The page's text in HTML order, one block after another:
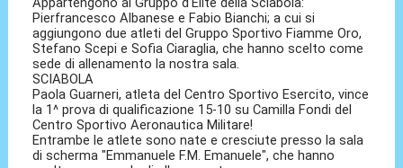
Pierfrancesco Albanese e Fabio Bianchi; a cui si
aggiungono due atleti del Gruppo Sportivo Fiamme Oro,
Stefano Scepi e Sofia Ciaraglia, che hanno scelto come
sede di allenamento la nostra sala.
SCIABOLA
Paola Guarneri, atleta del Centro Sportivo Esercito, vince
la 1^ prova di qualificazione 15-10 su Camilla Fondi del
Centro Sportivo Aeronautica Militare!
Entrambe le atlete sono nate e cresciute presso la sala
di scherma "Emmanuele F.M. Emanuele", che hanno